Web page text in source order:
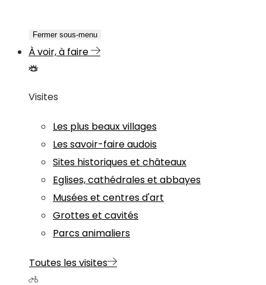
Fermer sous-menu
À voir, à faire
Visites
Les plus beaux villages
Les savoir-faire audois
Sites historiques et châteaux
Eglises, cathédrales et abbayes
Musées et centres d'art
Grottes et cavités
Parcs animaliers
Toutes les visites